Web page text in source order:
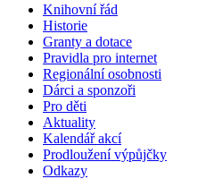
Knihovní řád
Historie
Granty a dotace
Pravidla pro internet
Regionální osobnosti
Dárci a sponzoři
Pro děti
Aktuality
Kalendář akcí
Prodloužení výpůjčky
Odkazy